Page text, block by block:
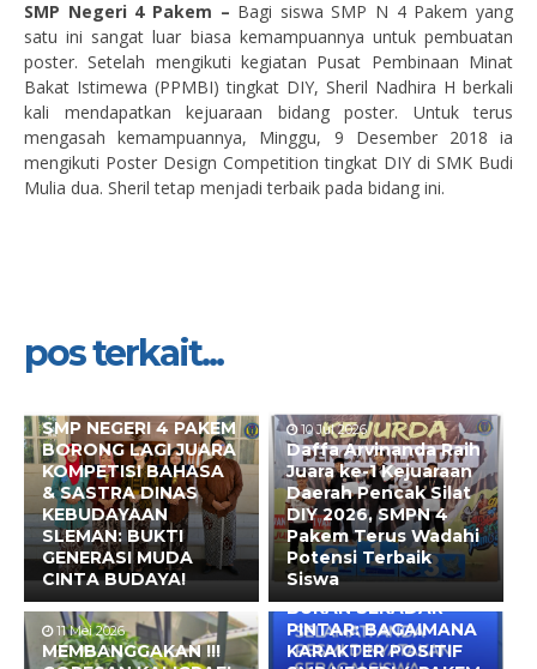
SMP Negeri 4 Pakem – Bagi siswa SMP N 4 Pakem yang
satu ini sangat luar biasa kemampuannya untuk pembuatan
poster. Setelah mengikuti kegiatan Pusat Pembinaan Minat
Bakat Istimewa (PPMBI) tingkat DIY, Sheril Nadhira H berkali
kali mendapatkan kejuaraan bidang poster. Untuk terus
mengasah kemampuannya, Minggu, 9 Desember 2018 ia
mengikuti Poster Design Competition tingkat DIY di SMK Budi
Mulia dua. Sheril tetap menjadi terbaik pada bidang ini.
pos terkait...
SMP NEGERI 4 PAKEM
BORONG LAGI JUARA
KOMPETISI BAHASA
& SASTRA DINAS
KEBUDAYAAN
SLEMAN: BUKTI
GENERASI MUDA
CINTA BUDAYA!
10 Jul 2026
Daffa Arvinanda Raih
Juara ke-1 Kejuaraan
Daerah Pencak Silat
DIY 2026, SMPN 4
Pakem Terus Wadahi
Potensi Terbaik
Siswa
11 Mei 2026
MEMBANGGAKAN !!!
10 Mei 2026
BUKAN SEKADAR
PINTAR: BAGAIMANA
KARAKTER POSITIF